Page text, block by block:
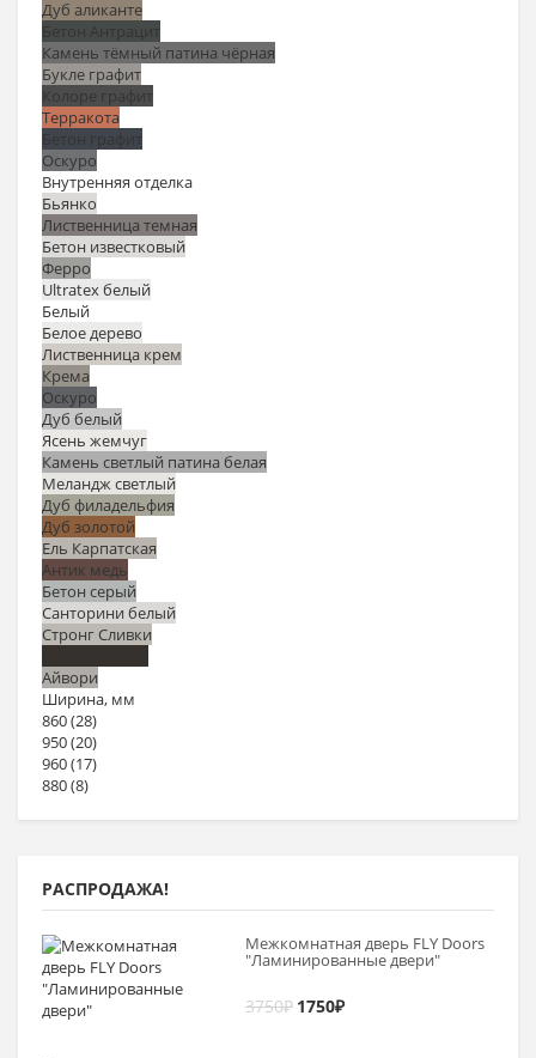
Дуб аликанте
Камень тёмный патина чёрная
Букле графит
Колоре графит
Терракота
Бетон графит
Оскуро
Внутренняя отделка
Бьянко
Лиственница темная
Бетон известковый
Ферро
Ultratex белый
Белый
Белое дерево
Лиственница крем
Крема
Оскуро
Дуб белый
Ясень жемчуг
Камень светлый патина белая
Меландж светлый
Дуб филадельфия
Дуб золотой
Ель Карпатская
Антик медь
Бетон серый
Санторини белый
Стронг Сливки
Айвори
Ширина, мм
860(28)
950(20)
960(17)
880(8)
РАСПРОДАЖА!
Межкомнатная дверь FLY Doors
"Ламинированные двери"
3750₽ 1750₽